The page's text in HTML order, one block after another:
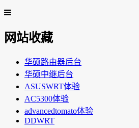
网站收藏
华硕路由器后台
华硕中继后台
ASUSWRT体验
AC5300体验
advancedtomato体验
DDWRT